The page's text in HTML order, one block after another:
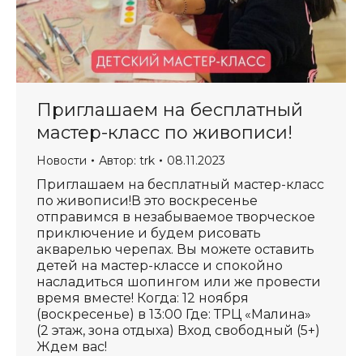
Приглашаем на бесплатный
мастер-класс по живописи!
Новости Автор: trk 08.11.2023
Приглашаем на бесплатный мастер-класс
по живописи!В это воскресенье
отправимся в незабываемое творческое
приключение и будем рисовать
акварелью черепах. Вы можете оставить
детей на мастер-классе и спокойно
насладиться шопингом или же провести
время вместе! Когда: 12 ноября
(воскресенье) в 13:00 Где: ТРЦ «Малина»
(2 этаж, зона отдыха) Вход свободный (5+)
Ждем вас!